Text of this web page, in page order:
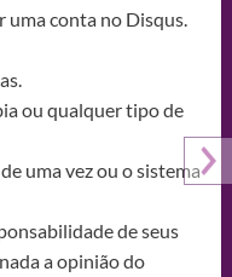
uma conta no Disqus.
ou qualquer tipo de
uma vez ou o sistema
de seus
a opinião do